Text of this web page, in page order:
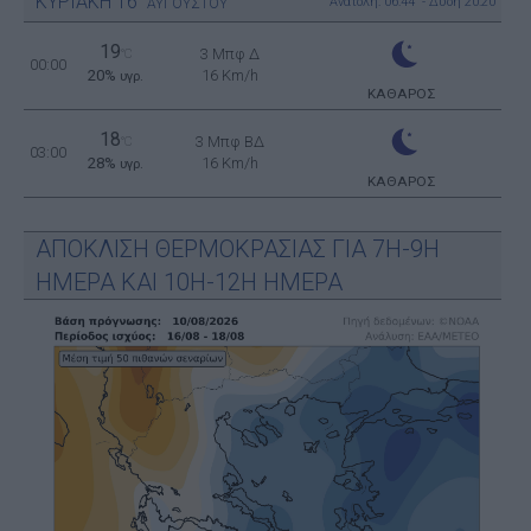
ΑΥΓΟΥΣΤΟΥ
00:00
19
20% υγρ.
3 Μπφ Δ
16 Km/h
ΚΑΘΑΡΟΣ
03:00
18
28% υγρ.
3 Μπφ ΒΔ
16 Km/h
ΚΑΘΑΡΟΣ
ΑΠΟΚΛΙΣΗ ΘΕΡΜΟΚΡΑΣΙΑΣ ΓΙΑ 7Η-9Η
ΗΜΕΡΑ ΚΑΙ 10Η-12Η ΗΜΕΡΑ